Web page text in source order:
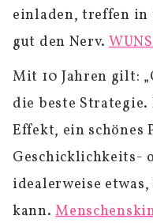
einladen, treffen in
gut den Nerv.
Mit 10 Jahren gilt:
die beste
Effekt, ein schönes
Geschicklichkeits-
idealerweise
kann.